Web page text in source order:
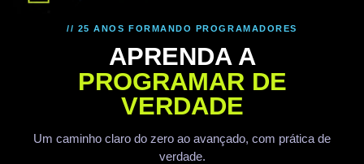
// 25 ANOS FORMANDO PROGRAMADORES
APRENDA A
PROGRAMAR DE
VERDADE
Um caminho claro do zero ao avançado, com prática de
verdade.